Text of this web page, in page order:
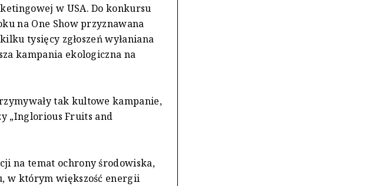
w USA. Do konkursu
na One Show przyznawana
tysięcy zgłoszeń wyłaniana
kampania ekologiczna na
tak kultowe kampanie,
„Inglorious Fruits and
na temat ochrony środowiska,
w którym większość energii